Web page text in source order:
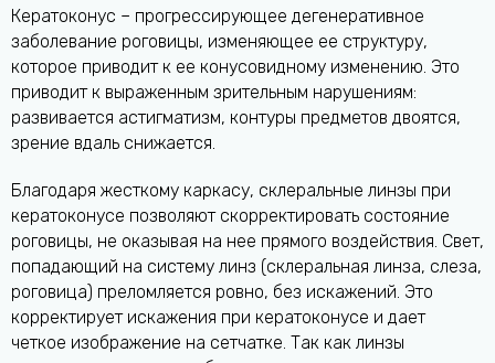
Кератоконус – прогрессирующее дегенеративное
заболевание роговицы, изменяющее ее структуру,
которое приводит к ее конусовидному изменению. Это
приводит к выраженным зрительным нарушениям:
развивается астигматизм, контуры предметов двоятся,
зрение вдаль снижается.
Благодаря жесткому каркасу, склеральные линзы при
кератоконусе позволяют скорректировать состояние
роговицы, не оказывая на нее прямого воздействия. Свет,
попадающий на систему линз (склеральная линза, слеза,
роговица) преломляется ровно, без искажений. Это
корректирует искажения при кератоконусе и дает
четкое изображение на сетчатке. Так как линзы